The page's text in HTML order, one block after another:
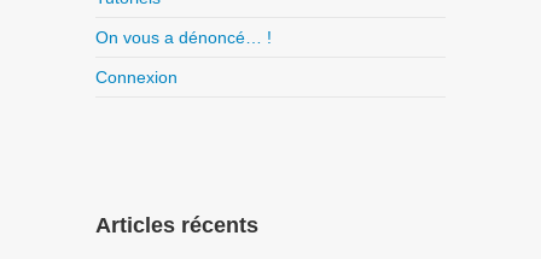
On vous a dénoncé… !
Connexion
Articles récents